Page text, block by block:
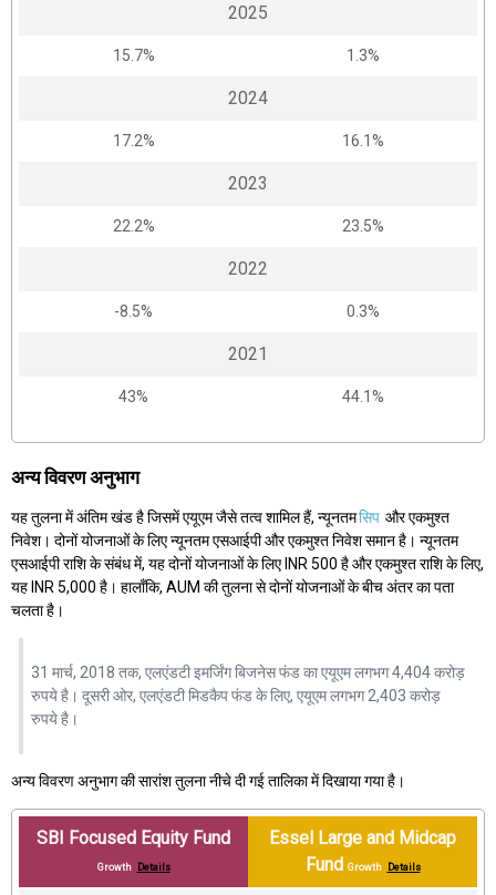
2025
15.7% 1.3%
2024
17.2% 16.1%
2023
22.2% 23.5%
2022
-8.5% 0.3%
2021
43% 44.1%
अन्य विवरण अनुभाग
यह तुलना में अंतिम खंड है जिसमें एयूएम जैसे तत्व शामिल हैं, न्यूनतमसिप और एकमुश्त
निवेश। दोनों योजनाओं के लिए न्यूनतम एसआईपी और एकमुश्त निवेश समान है। न्यूनतम
एसआईपी राशि के संबंध में, यह दोनों योजनाओं के लिए INR 500 है और एकमुश्त राशि के लिए,
यह INR 5,000 है। हालाँकि, AUM की तुलना से दोनों योजनाओं के बीच अंतर का पता
चलता है।
31 मार्च, 2018 तक, एलएंडटी इमर्जिंग बिजनेस फंड का एयूएम लगभग 4,404 करोड़
रुपये है। दूसरी ओर, एलएंडटी मिडकैप फंड के लिए, एयूएम लगभग 2,403 करोड़
रुपये है।
अन्य विवरण अनुभाग की सारांश तुलना नीचे दी गई तालिका में दिखाया गया है।
SBI Focused Equity Fund
Growth Details
Essel Large and Midcap
Fund Growth Details